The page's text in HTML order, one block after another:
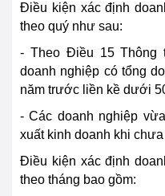
Điều kiện xác định
theo quý như sau:
- Theo Điều 15 Thông
doanh nghiệp có tổng
năm trước liền kề dưới
- Các doanh nghiệp
xuất kinh doanh khi
Điều kiện xác định
theo tháng bao gồm: